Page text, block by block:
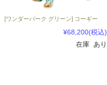
[ワンダーパーク グリーン] コーギー
¥68,200(税込)
在庫 あり